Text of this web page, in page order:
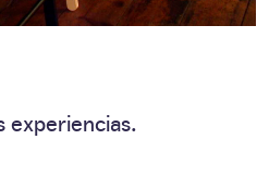
experiencias.